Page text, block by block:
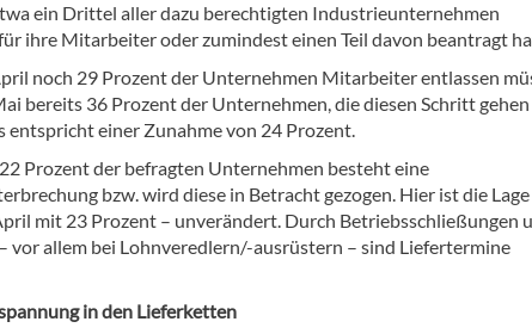
ein Drittel aller dazu berechtigten Industrieunternehmen
ihre Mitarbeiter oder zumindest einen Teil davon beantragt
noch 29 Prozent der Unternehmen Mitarbeiter entlassen
bereits 36 Prozent der Unternehmen, die diesen Schritt
entspricht einer Zunahme von 24 Prozent.
Prozent der befragten Unternehmen besteht eine
bzw. wird diese in Betracht gezogen. Hier ist die
mit 23 Prozent – unverändert. Durch Betriebsschließungen
vor allem bei Lohnveredlern/-ausrüstern – sind Liefertermine
in den Lieferketten